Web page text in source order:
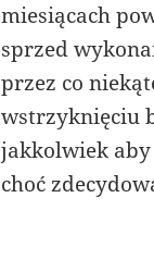
miesiącach
sprzed
przez co
wstrzyknięciu
jakkolwiek
choć